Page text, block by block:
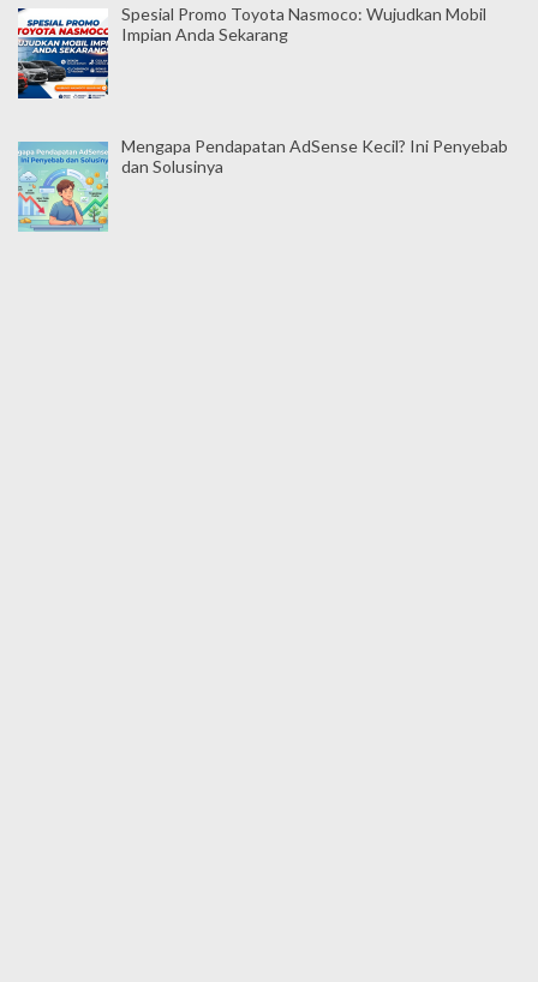
Spesial Promo Toyota Nasmoco: Wujudkan Mobil
Impian Anda Sekarang
Mengapa Pendapatan AdSense Kecil? Ini Penyebab
dan Solusinya